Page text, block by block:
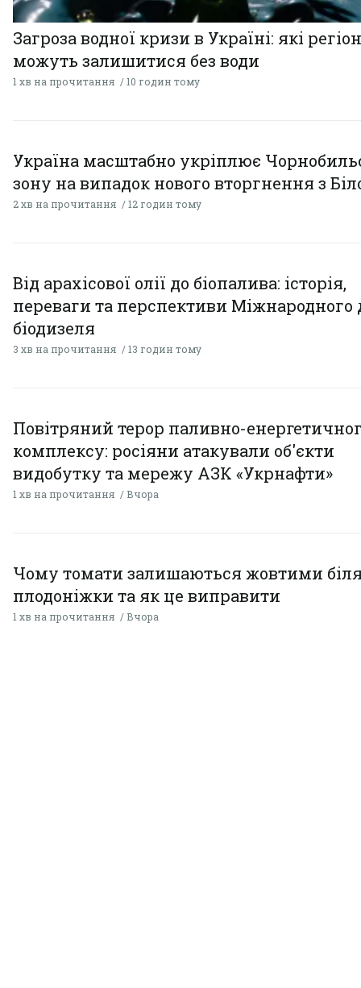
Загроза водної кризи в Україні: які
можуть залишитися без води
1 хв на прочитання 10 годин тому
Україна масштабно укріплює
зону на випадок нового вторгнення з
2 хв на прочитання 12 годин тому
Від арахісової олії до біопалива: історія,
переваги та перспективи Міжнародного
біодизеля
3 хв на прочитання 13 годин тому
Повітряний терор паливно-
комплексу: росіяни атакували об'єкти
видобутку та мережу АЗК «Укрнафти»
1 хв на прочитання Вчора
Чому томати залишаються жовтими
плодоніжки та як це виправити
1 хв на прочитання Вчора